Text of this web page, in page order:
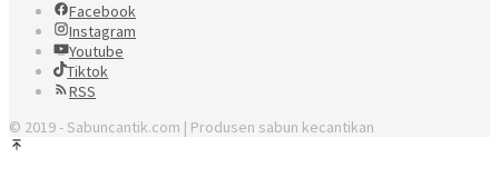
Facebook
Instagram
Youtube
Tiktok
RSS
© 2019 - Sabuncantik.com | Produsen sabun kecantikan